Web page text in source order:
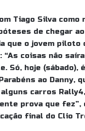
Tiago Silva
de chegar
que o jovem piloto
coisas não
Só, hoje (sábado),
ao Danny,
carros
prova que
final do Clio